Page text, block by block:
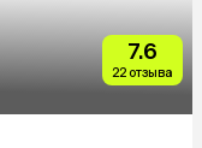
7.6
22 отзыва